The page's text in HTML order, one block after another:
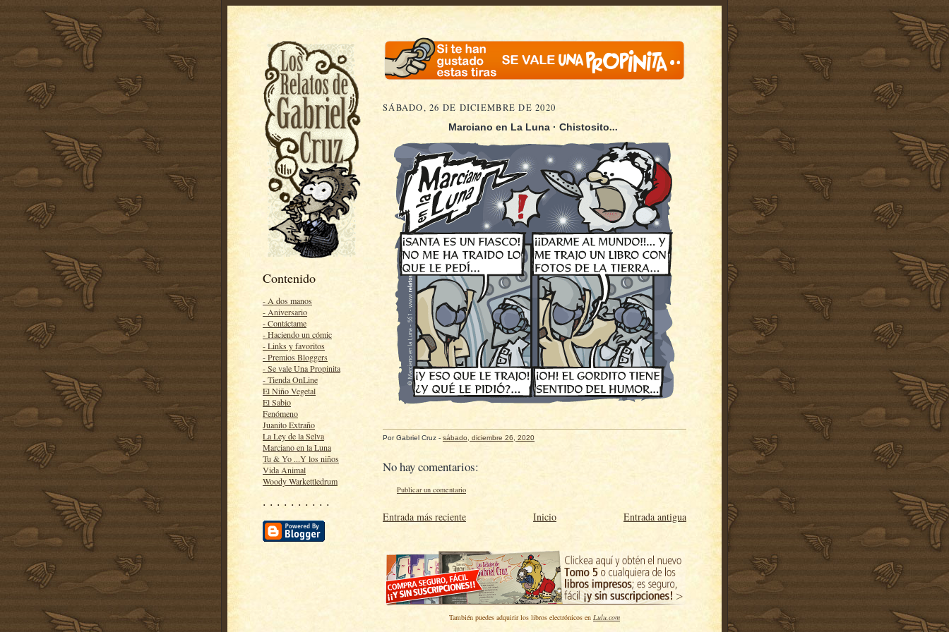
Contenido
- A dos manos
- Aniversario
- Contáctame
- Haciendo un cómic
- Links y favoritos
- Premios Bloggers
- Se vale Una Propinita
- Tienda OnLine
El Niño Vegetal
El Sabio
Fenómeno
Juanito Extraño
La Ley de la Selva
Marciano en la Luna
Tu & Yo ...Y los niños
Vida Animal
Woody Warkettledrum
· · · · · · · · · ·
SÁBADO, 26 DE DICIEMBRE DE 2020
Marciano en La Luna · Chistosito...
PorGabriel Cruz - sábado, diciembre 26, 2020
No hay comentarios:
Publicar un comentario
Entrada más reciente Entrada antigua
Inicio
También puedes adquirir los libros electrónicos en Lulu.com